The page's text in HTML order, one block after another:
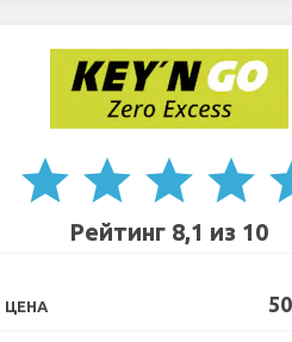
star star star star
Рейтинг 8,1 из 10
ЦЕНА